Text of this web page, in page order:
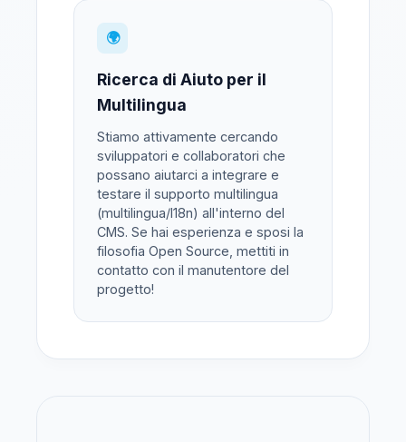
🌍
Ricerca di Aiuto per il
Multilingua
Stiamo attivamente cercando
sviluppatori e collaboratori che
possano aiutarci a integrare e
testare il supporto multilingua
(multilingua/I18n) all'interno del
CMS. Se hai esperienza e sposi la
filosofia Open Source, mettiti in
contatto con il manutentore del
progetto!